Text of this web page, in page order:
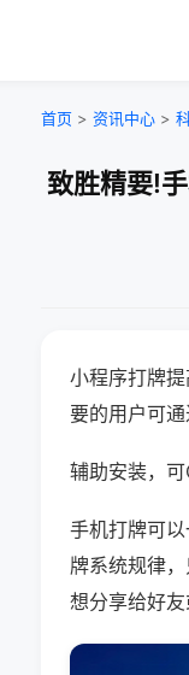
首页 > 资讯中心 >
致胜精要!
小程序打牌
要的用户可通
辅助安装，
手机打牌可
牌系统规律
想分享给好友